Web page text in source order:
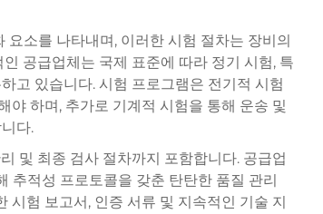
소를 나타내며, 이러한 시험 절차는 장비의
공급업체는 국제 표준에 따라 정기 시험, 특
고 있습니다. 시험 프로그램은 전기적 시험
야 하며, 추가로 기계적 시험을 통해 운송 및
다.
및 최종 검사 절차까지 포함합니다. 공급업
추적성 프로토콜을 갖춘 탄탄한 품질 관리
시험 보고서, 인증 서류 및 지속적인 기술 지